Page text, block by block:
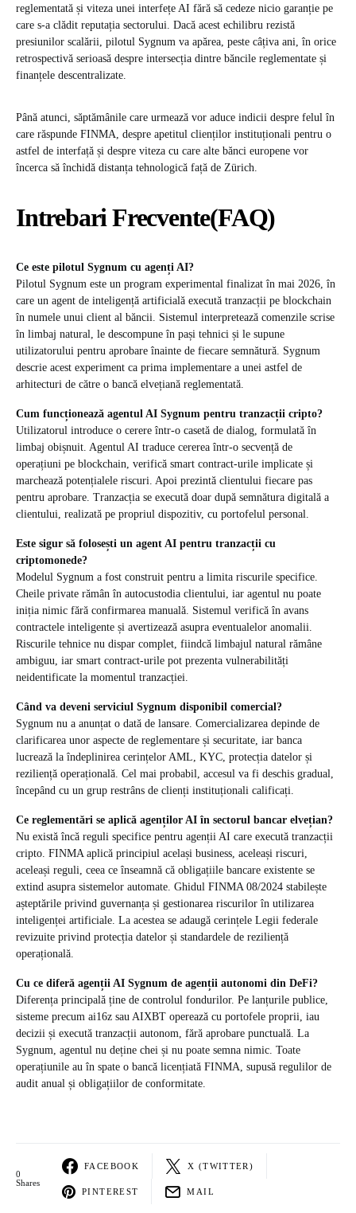
reglementată și viteza unei interfețe AI fără să cedeze nicio garanție pe
care s-a clădit reputația sectorului. Dacă acest echilibru rezistă
presiunilor scalării, pilotul Sygnum va apărea, peste câțiva ani, în orice
retrospectivă serioasă despre intersecția dintre băncile reglementate și
finanțele descentralizate.
Până atunci, săptămânile care urmează vor aduce indicii despre felul în
care răspunde FINMA, despre apetitul clienților instituționali pentru o
astfel de interfață și despre viteza cu care alte bănci europene vor
încerca să închidă distanța tehnologică față de Zürich.
Intrebari Frecvente(FAQ)
Ce este pilotul Sygnum cu agenți AI?
Pilotul Sygnum este un program experimental finalizat în mai 2026, în
care un agent de inteligență artificială execută tranzacții pe blockchain
în numele unui client al băncii. Sistemul interpretează comenzile scrise
în limbaj natural, le descompune în pași tehnici și le supune
utilizatorului pentru aprobare înainte de fiecare semnătură. Sygnum
descrie acest experiment ca prima implementare a unei astfel de
arhitecturi de către o bancă elvețiană reglementată.
Cum funcționează agentul AI Sygnum pentru tranzacții cripto?
Utilizatorul introduce o cerere într-o casetă de dialog, formulată în
limbaj obișnuit. Agentul AI traduce cererea într-o secvență de
operațiuni pe blockchain, verifică smart contract-urile implicate și
marchează potențialele riscuri. Apoi prezintă clientului fiecare pas
pentru aprobare. Tranzacția se execută doar după semnătura digitală a
clientului, realizată pe propriul dispozitiv, cu portofelul personal.
Este sigur să folosești un agent AI pentru tranzacții cu
criptomonede?
Modelul Sygnum a fost construit pentru a limita riscurile specifice.
Cheile private rămân în autocustodia clientului, iar agentul nu poate
iniția nimic fără confirmarea manuală. Sistemul verifică în avans
contractele inteligente și avertizează asupra eventualelor anomalii.
Riscurile tehnice nu dispar complet, fiindcă limbajul natural rămâne
ambiguu, iar smart contract-urile pot prezenta vulnerabilități
neidentificate la momentul tranzacției.
Când va deveni serviciul Sygnum disponibil comercial?
Sygnum nu a anunțat o dată de lansare. Comercializarea depinde de
clarificarea unor aspecte de reglementare și securitate, iar banca
lucrează la îndeplinirea cerințelor AML, KYC, protecția datelor și
reziliență operațională. Cel mai probabil, accesul va fi deschis gradual,
începând cu un grup restrâns de clienți instituționali calificați.
Ce reglementări se aplică agenților AI în sectorul bancar elvețian?
Nu există încă reguli specifice pentru agenții AI care execută tranzacții
cripto. FINMA aplică principiul același business, aceleași riscuri,
aceleași reguli, ceea ce înseamnă că obligațiile bancare existente se
extind asupra sistemelor automate. Ghidul FINMA 08/2024 stabilește
așteptările privind guvernanța și gestionarea riscurilor în utilizarea
inteligenței artificiale. La acestea se adaugă cerințele Legii federale
revizuite privind protecția datelor și standardele de reziliență
operațională.
Cu ce diferă agenții AI Sygnum de agenții autonomi din DeFi?
Diferența principală ține de controlul fondurilor. Pe lanțurile publice,
sisteme precum ai16z sau AIXBT operează cu portofele proprii, iau
decizii și execută tranzacții autonom, fără aprobare punctuală. La
Sygnum, agentul nu deține chei și nu poate semna nimic. Toate
operațiunile au în spate o bancă licențiată FINMA, supusă regulilor de
audit anual și obligațiilor de conformitate.
0
Shares
FACEBOOK X (TWITTER)
PINTEREST MAIL